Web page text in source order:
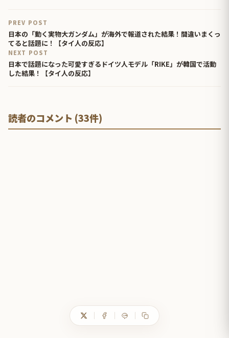
PREV POST
日本の「動く実物大ガンダム」が海外で報道された結果！間違いまくっ
てると話題に！【タイ人の反応】
NEXT POST
日本で話題になった可愛すぎるドイツ人モデル「RIKE」が韓国で活動
した結果！【タイ人の反応】
読者のコメント (33件)